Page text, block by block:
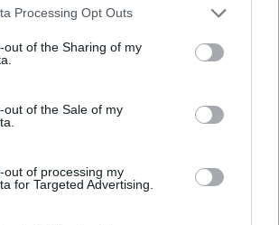
Processing Opt Outs
out of the Sharing of my
out of the Sale of my
out of processing my
for Targeted Advertising.
στον Ιερό Ναό Αγίας Παρασκευής
Πρωτοπρεσβύτερο π. Θωμά
Επίτροπο της Ιεράς μας